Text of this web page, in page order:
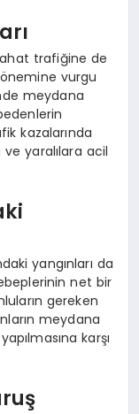
trafiğine de
vurgu
meydana
kazalarında
ve yaralılara acil
yangınları da
net bir
gereken
meydana
karşı